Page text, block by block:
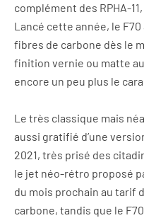
complément des RPHA-
Lancé cette année, le
fibres de carbone dès le
finition vernie ou matte
encore un peu plus le
Le très classique mais
aussi gratifié d’une
2021, très prisé des
le jet néo-rétro proposé
du mois prochain au tarif
carbone, tandis que le